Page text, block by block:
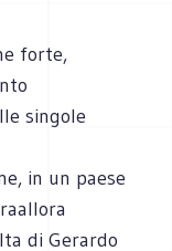
forte,
singole
in un paese
di Gerardo